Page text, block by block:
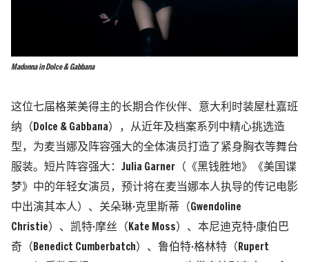
Madonna in Dolce & Gabbana
这位七届格莱美得主的长期合作伙伴、意大利时装屋杜嘉班
纳（Dolce & Gabbana），从近年及档案系列中精心挑选造
型，为麦当娜及阵容强大的全体演员打造了紧身胸衣等舞台
服装。短片阵容强大：Julia Garner（《黑钱胜地》《美国谍
梦》中的年轻女演员，预计将在麦当娜本人执导的传记电影
中出演其本人）、关朵琳·克里斯蒂（Gwendoline
Christie）、凯特·摩丝（Kate Moss）、本尼迪克特·康伯巴
奇（Benedict Cumberbatch）、鲁伯特·格林特（Rupert